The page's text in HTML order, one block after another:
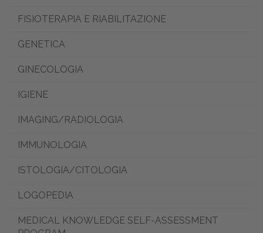
FISIOTERAPIA E RIABILITAZIONE
GENETICA
GINECOLOGIA
IGIENE
IMAGING/RADIOLOGIA
IMMUNOLOGIA
ISTOLOGIA/CITOLOGIA
LOGOPEDIA
MEDICAL KNOWLEDGE SELF-ASSESSMENT